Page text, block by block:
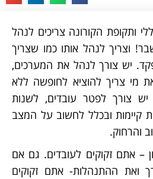
ותקופת הקורונה צריכים לנהל
וצריך לנהל אותו כמו שצריך
יש צורך לנהל את המערכים,
מי צריך להוציא לחופשה ללא
צורך לפטר עובדים, לשנות
קיימות ובכלל לחשוב על המצב
והרחוק.
– אתם זקוקים לעובדים. גם אם
ההתנהלות- אתם זקוקים